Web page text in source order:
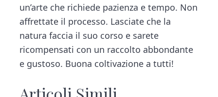
un’arte che richiede pazienza e tempo. Non
affrettate il processo. Lasciate che la
natura faccia il suo corso e sarete
ricompensati con un raccolto abbondante
e gustoso. Buona coltivazione a tutti!